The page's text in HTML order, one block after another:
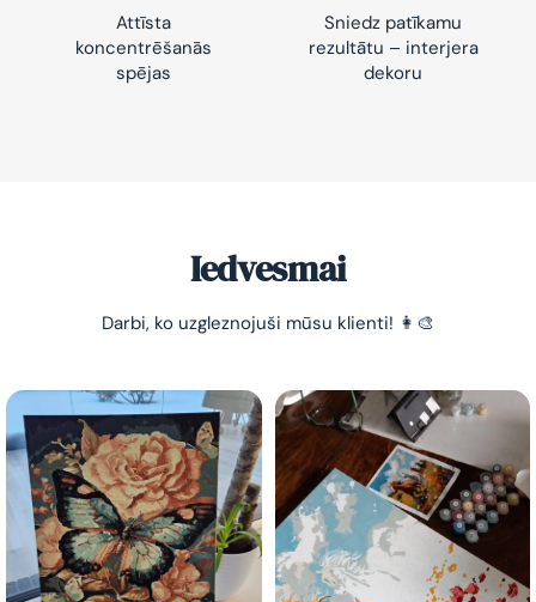
Attīsta
koncentrēšanās
spējas
Sniedz patīkamu
rezultātu – interjera
dekoru
Iedvesmai
Darbi, ko uzgleznojuši mūsu klienti! 👩‍🎨